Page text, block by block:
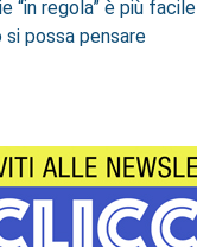
“in regola” è più facile
si possa pensare